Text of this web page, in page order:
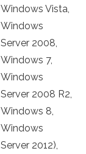
Windows Vista,
Windows
Server 2008,
Windows 7,
Windows
Server 2008 R2,
Windows 8,
Windows
Server 2012),